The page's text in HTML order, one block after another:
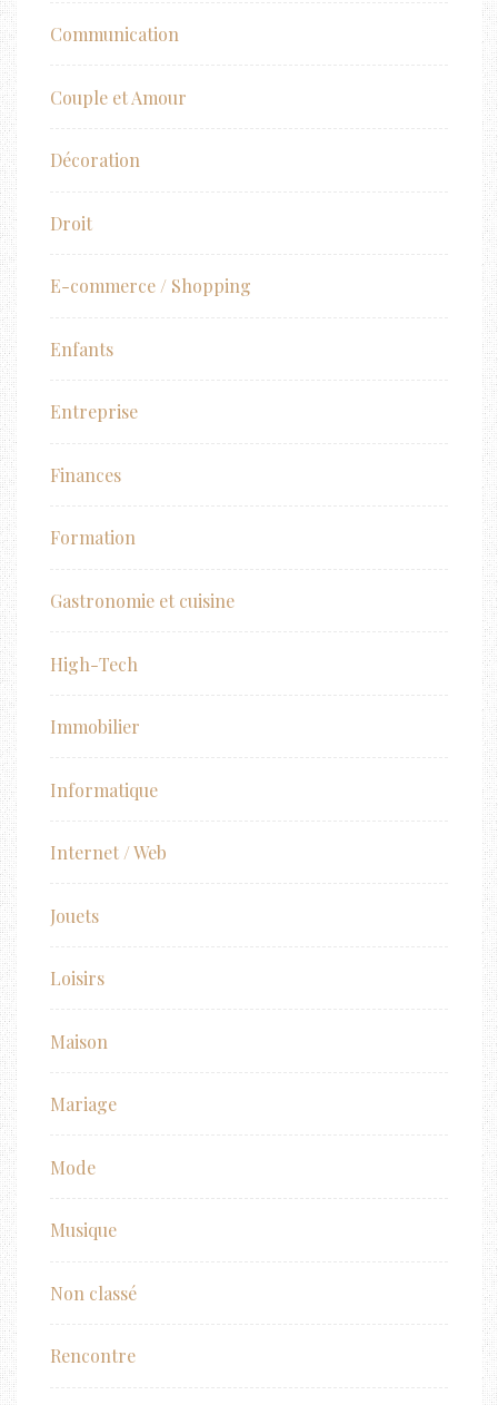
Communication
Couple et Amour
Décoration
Droit
E-commerce / Shopping
Enfants
Entreprise
Finances
Formation
Gastronomie et cuisine
High-Tech
Immobilier
Informatique
Internet / Web
Jouets
Loisirs
Maison
Mariage
Mode
Musique
Non classé
Rencontre